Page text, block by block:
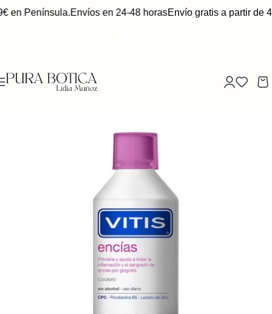
en Península.Envíos en 24-48 horasEnvío gratis a partir de